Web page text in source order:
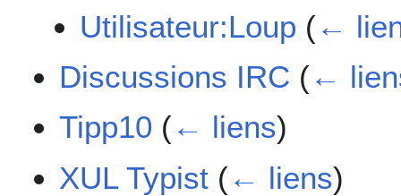
Utilisateur:Loup (←
Discussions IRC (←
Tipp10 (← liens)
XUL Typist (← liens)